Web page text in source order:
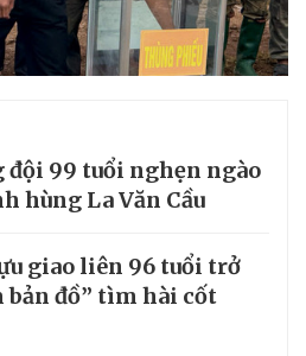
đội 99 tuổi nghẹn ngào
hùng La Văn Cầu
giao liên 96 tuổi trở
bản đồ” tìm hài cốt